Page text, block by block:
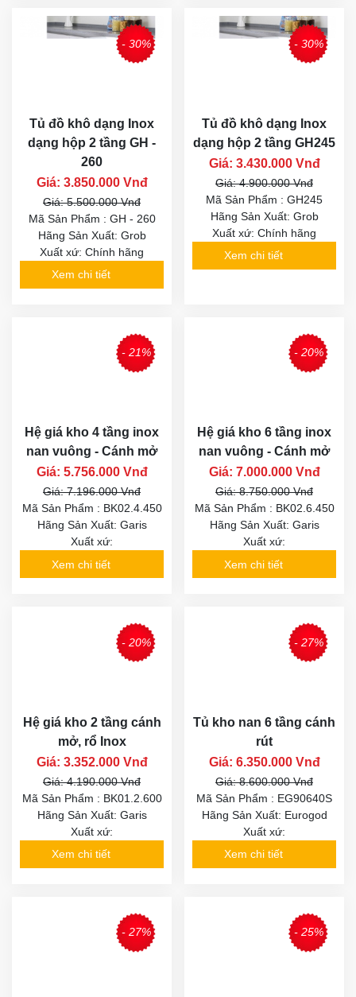
- 30%
Tủ đồ khô dạng Inox
dạng hộp 2 tầng GH -
260
Giá: 3.850.000 Vnđ
Giá: 5.500.000 Vnđ
Mã Sản Phẩm : GH - 260
Hãng Sản Xuất: Grob
Xuất xứ: Chính hãng
Xem chi tiết
- 30%
Tủ đồ khô dạng Inox
dạng hộp 2 tầng GH245
Giá: 3.430.000 Vnđ
Giá: 4.900.000 Vnđ
Mã Sản Phẩm : GH245
Hãng Sản Xuất: Grob
Xuất xứ: Chính hãng
Xem chi tiết
- 21%
Hệ giá kho 4 tầng inox
nan vuông - Cánh mở
Giá: 5.756.000 Vnđ
Giá: 7.196.000 Vnđ
Mã Sản Phẩm : BK02.4.450
Hãng Sản Xuất: Garis
Xuất xứ:
Xem chi tiết
- 20%
Hệ giá kho 6 tầng inox
nan vuông - Cánh mở
Giá: 7.000.000 Vnđ
Giá: 8.750.000 Vnđ
Mã Sản Phẩm : BK02.6.450
Hãng Sản Xuất: Garis
Xuất xứ:
Xem chi tiết
- 20%
Hệ giá kho 2 tầng cánh
mở, rổ Inox
Giá: 3.352.000 Vnđ
Giá: 4.190.000 Vnđ
Mã Sản Phẩm : BK01.2.600
Hãng Sản Xuất: Garis
Xuất xứ:
Xem chi tiết
- 27%
Tủ kho nan 6 tầng cánh
rút
Giá: 6.350.000 Vnđ
Giá: 8.600.000 Vnđ
Mã Sản Phẩm : EG90640S
Hãng Sản Xuất: Eurogod
Xuất xứ:
Xem chi tiết
- 27% - 25%